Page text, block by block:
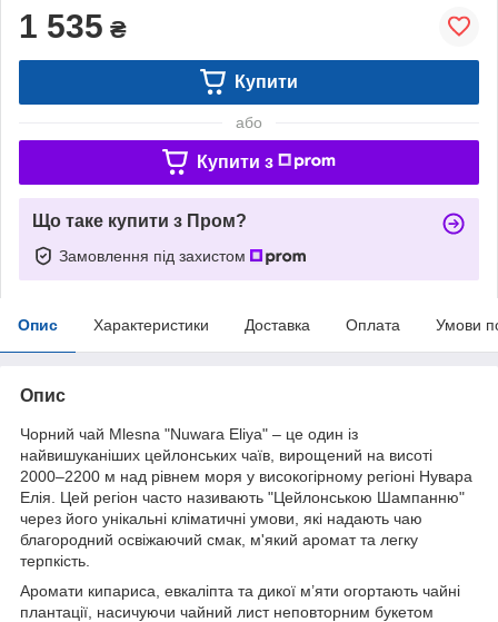
1 535 ₴
Купити
або
Купити з
Що таке купити з Пром?
Замовлення під захистом
Опис Характеристики Доставка Оплата Умови
Опис
Чорний чай Mlesna "Nuwara Eliya" – це один із
найвишуканіших цейлонських чаїв, вирощений на висоті
2000–2200 м над рівнем моря у високогірному регіоні Нувара
Елія. Цей регіон часто називають "Цейлонською Шампанню"
через його унікальні кліматичні умови, які надають чаю
благородний освіжаючий смак, м'який аромат та легку
терпкість.
Аромати кипариса, евкаліпта та дикої м’яти огортають чайні
плантації, насичуючи чайний лист неповторним букетом